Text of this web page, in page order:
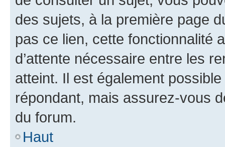
des sujets, à la première page
pas ce lien, cette fonctionnalité
d’attente nécessaire entre les
atteint. Il est également
répondant, mais assurez-vous
du forum.
Haut